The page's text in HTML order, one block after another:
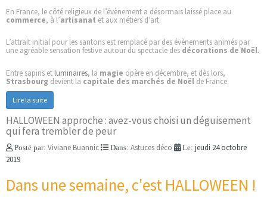
En France, le côté religieux de l’évènement a désormais laissé place au
commerce, à l’artisanat et aux métiers d’art.
L’attrait initial pour les santons est remplacé par des évènements animés par
une agréable sensation festive autour du spectacle des décorations de Noël.
Entre sapins et luminaires, la magie opère en décembre, et dès lors,
Strasbourg devient la capitale des marchés de Noël de France.
Lire la suite
HALLOWEEN approche : avez-vous choisi un déguisement
qui fera trembler de peur
Posté par: Viviane Buannic Dans: Astuces déco Le: jeudi 24 octobre
2019
Dans une semaine, c'est HALLOWEEN !